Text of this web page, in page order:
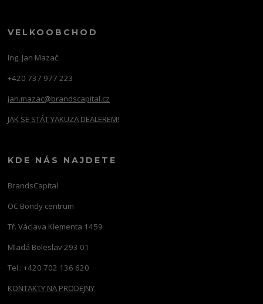
VELKOOBCHOD
Ing. Jan Mazač
+420 737 977 223
jan.mazac@brandscapital.cz
JAK SE STÁT YAKUZA DEALEREM!
KDE NÁS NAJDETE
BrandsCapital
OC Bondy centrum
Tř. Václava Klementa 1459
Mladá Boleslav 293 01
Tel.: +420 702 136 620
KONTAKTY NA PRODEJNY